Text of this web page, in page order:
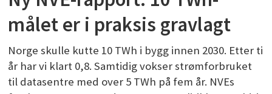
målet er i praksis gravlagt
Norge skulle kutte 10 TWh i bygg innen 2030. Etter ti
år har vi klart 0,8. Samtidig vokser strømforbruket
til datasentre med over 5 TWh på fem år. NVEs